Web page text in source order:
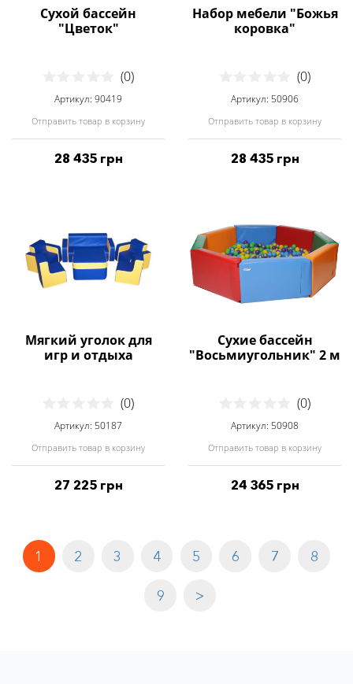
Сухой бассейн
"Цветок"
(0)
Артикул: 90419
Отправить товар в корзину
28 435 грн
Набор мебели "Божья
коровка"
(0)
Артикул: 50906
Отправить товар в корзину
28 435 грн
Мягкий уголок для
игр и отдыха
(0)
Артикул: 50187
Отправить товар в корзину
27 225 грн
Cухие бассейн
"Восьмиугольник" 2 м
(0)
Артикул: 50908
Отправить товар в корзину
24 365 грн
1 2 3 4 5 6 7 8
9 >